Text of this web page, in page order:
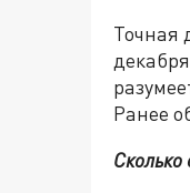
Точная
Ранее
Сколько